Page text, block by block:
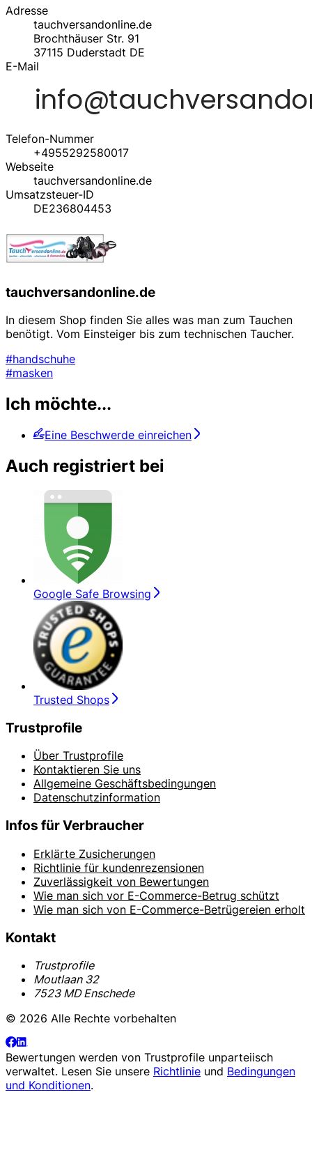
Adresse
tauchversandonline.de
Brochthäuser Str. 91
37115 Duderstadt DE
E-Mail
Telefon-Nummer
+4955292580017
Webseite
tauchversandonline.de
Umsatzsteuer-ID
DE236804453
tauchversandonline.de
In diesem Shop finden Sie alles was man zum Tauchen
benötigt. Vom Einsteiger bis zum technischen Taucher.
#handschuhe
#masken
Ich möchte...
Eine Beschwerde einreichen
Auch registriert bei
Google Safe Browsing
Trusted Shops
Trustprofile
Über Trustprofile
Kontaktieren Sie uns
Allgemeine Geschäftsbedingungen
Datenschutzinformation
Infos für Verbraucher
Erklärte Zusicherungen
Richtlinie für kundenrezensionen
Zuverlässigkeit von Bewertungen
Wie man sich vor E-Commerce-Betrug schützt
Wie man sich von E-Commerce-Betrügereien erholt
Kontakt
Trustprofile
Moutlaan 32
7523 MD Enschede
© 2026 Alle Rechte vorbehalten
Bewertungen werden von Trustprofile unparteiisch
verwaltet. Lesen Sie unsere Richtlinie und Bedingungen
und Konditionen.